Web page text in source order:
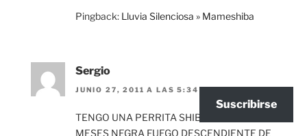
Pingback: Lluvia Silenciosa » Mameshiba
Sergio
JUNIO 27, 2011 A LAS 5:34 PM
TENGO UNA PERRITA SHIBA INU DE DOS
MESES NEGRA FUEGO DESCENDIENTE DE
Suscribirse